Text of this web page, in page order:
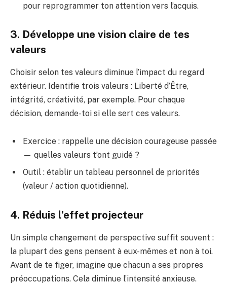
pour reprogrammer ton attention vers l’acquis.
3. Développe une vision claire de tes
valeurs
Choisir selon tes valeurs diminue l’impact du regard
extérieur. Identifie trois valeurs : Liberté d’Être,
intégrité, créativité, par exemple. Pour chaque
décision, demande-toi si elle sert ces valeurs.
Exercice : rappelle une décision courageuse passée
— quelles valeurs t’ont guidé ?
Outil : établir un tableau personnel de priorités
(valeur / action quotidienne).
4. Réduis l’effet projecteur
Un simple changement de perspective suffit souvent :
la plupart des gens pensent à eux-mêmes et non à toi.
Avant de te figer, imagine que chacun a ses propres
préoccupations. Cela diminue l’intensité anxieuse.